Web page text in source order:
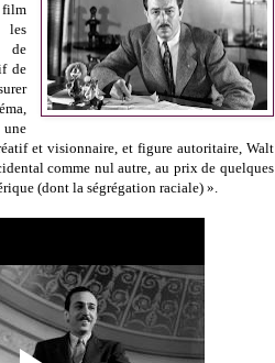
les
de
de
et visionnaire, et figure autoritaire, Walt
comme nul autre, au prix de quelques
(dont la ségrégation raciale) ».